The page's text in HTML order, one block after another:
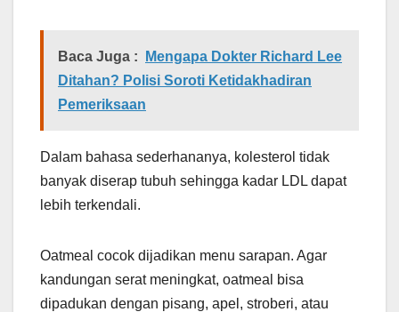
Baca Juga :
Mengapa Dokter Richard Lee
Ditahan? Polisi Soroti Ketidakhadiran
Pemeriksaan
Dalam bahasa sederhananya, kolesterol tidak
banyak diserap tubuh sehingga kadar LDL dapat
lebih terkendali.
Oatmeal cocok dijadikan menu sarapan. Agar
kandungan serat meningkat, oatmeal bisa
dipadukan dengan pisang, apel, stroberi, atau